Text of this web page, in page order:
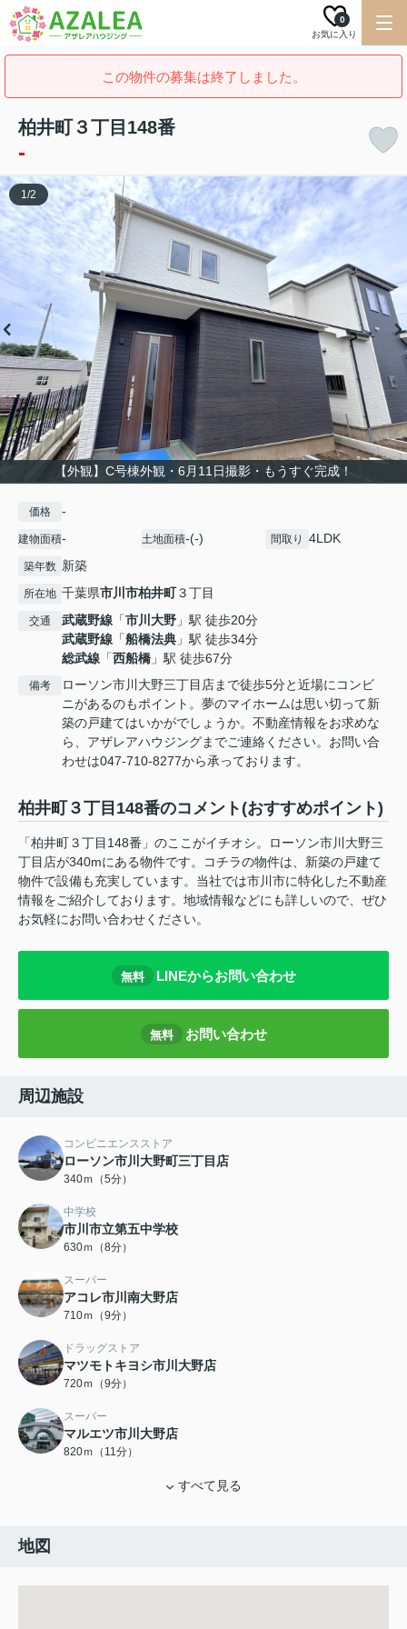
お気に入り
0
この物件の募集は終了しました。
柏井町３丁目148番
-
【外観】C号棟外観・6月11日撮影・もうすぐ完成！
1/2
価格 -
建物面積- 土地面積-(-) 間取り 4LDK
築年数 新築
所在地 千葉県市川市柏井町３丁目
交通 武蔵野線 「市川大野 」駅 徒歩20分
武蔵野線 「船橋法典 」駅 徒歩34分
総武線 「西船橋 」駅 徒歩67分
備考
ローソン市川大野三丁目店まで徒歩5分と近場にコンビ
ニがあるのもポイント。夢のマイホームは思い切って新
築の戸建てはいかがでしょうか。不動産情報をお求めな
ら、アザレアハウジングまでご連絡ください。お問い合
わせは047-710-8277から承っております。
柏井町３丁目148番のコメント(おすすめポイント)
「柏井町３丁目148番」のここがイチオシ。ローソン市川大野三
丁目店が340mにある物件です。コチラの物件は、新築の戸建て
物件で設備も充実しています。当社では市川市に特化した不動産
情報をご紹介しております。地域情報などにも詳しいので、ぜひ
お気軽にお問い合わせください。
無料 LINEからお問い合わせ
無料 お問い合わせ
周辺施設
コンビニエンスストア
ローソン市川大野町三丁目店
340ｍ（5分）
中学校
市川市立第五中学校
630ｍ（8分）
スーパー
アコレ市川南大野店
710ｍ（9分）
ドラッグストア
マツモトキヨシ市川大野店
720ｍ（9分）
スーパー
マルエツ市川大野店
820ｍ（11分）
すべて見る
地図